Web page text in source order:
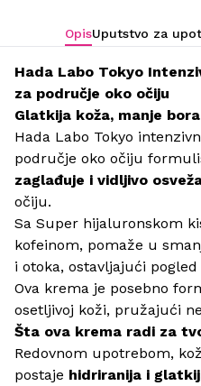
OpisUputstvo za
Hada Labo Tokyo
za područje oko očiju
Glatkija koža, manje
Hada Labo Tokyo
područje oko očiju
zaglađuje i vidljivo
očiju.
Sa Super hijaluronskom
kofeinom, pomaže u
i otoka, ostavljajući pogled
Ova krema je posebno
osetljivoj koži, pružajući
Šta ova krema radi za
Redovnom upotrebom,
postaje hidriranija i